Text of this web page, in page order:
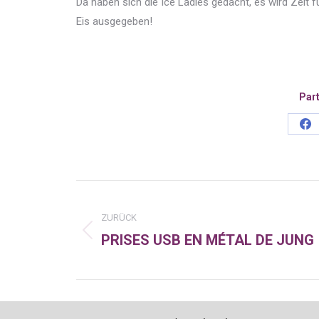
Eis ausgegeben!
ZURÜCK
Vorheriger
PRISES USB EN MÉTAL DE JUNG